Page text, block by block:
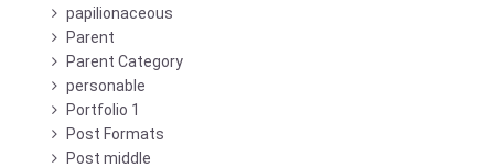
papilionaceous
Parent
Parent Category
personable
Portfolio 1
Post Formats
Post middle